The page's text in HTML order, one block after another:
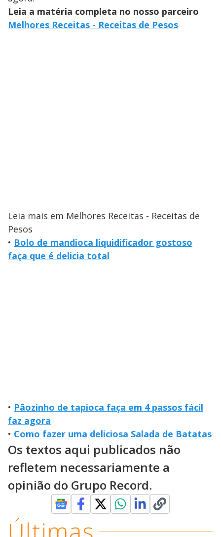
Leia a matéria completa no nosso parceiro
Melhores Receitas - Receitas de Pesos
Leia mais em Melhores Receitas - Receitas de
Pesos
• Bolo de mandioca liquidificador gostoso
faça que é delicia total
• Pãozinho de tapioca faça em 4 passos fácil
faz agora
• Como fazer uma deliciosa Salada de Batatas
Os textos aqui publicados não
refletem necessariamente a
opinião do Grupo Record.